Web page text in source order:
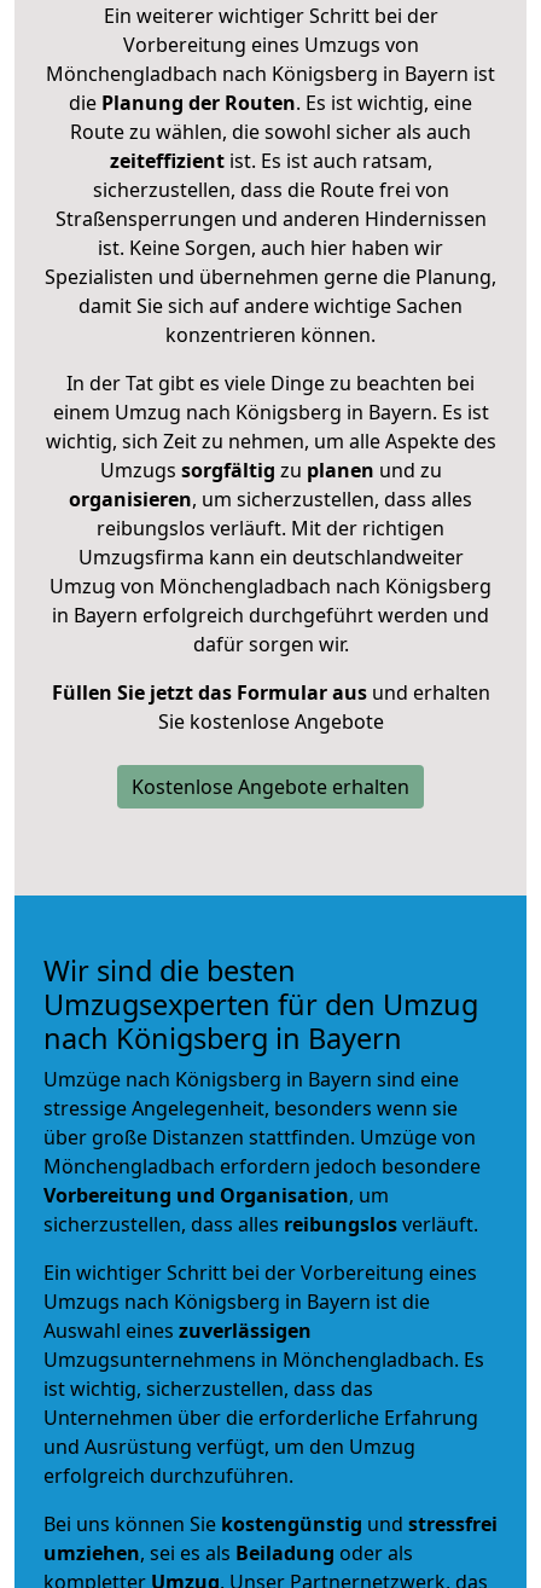
Ein weiterer wichtiger Schritt bei der
Vorbereitung eines Umzugs von
Mönchengladbach nach Königsberg in Bayern ist
die Planung der Routen. Es ist wichtig, eine
Route zu wählen, die sowohl sicher als auch
zeiteffizientist. Es ist auch ratsam,
sicherzustellen, dass die Route frei von
Straßensperrungen und anderen Hindernissen
ist. Keine Sorgen, auch hier haben wir
Spezialisten und übernehmen gerne die Planung,
damit Sie sich auf andere wichtige Sachen
konzentrieren können.
In der Tat gibt es viele Dinge zu beachten bei
einem Umzug nach Königsberg in Bayern. Es ist
wichtig, sich Zeit zu nehmen, um alle Aspekte des
Umzugs sorgfältig zu planen und zu
organisieren, um sicherzustellen, dass alles
reibungslos verläuft. Mit der richtigen
Umzugsfirma kann ein deutschlandweiter
Umzug von Mönchengladbach nach Königsberg
in Bayern erfolgreich durchgeführt werden und
dafür sorgen wir.
Füllen Sie jetzt das Formular ausund erhalten
Sie kostenlose Angebote
Kostenlose Angebote erhalten
Wir sind die besten
Umzugsexperten für den Umzug
nach Königsberg in Bayern
Umzüge nach Königsberg in Bayern sind eine
stressige Angelegenheit, besonders wenn sie
über große Distanzen stattfinden. Umzüge von
Mönchengladbach erfordern jedoch besondere
Vorbereitung und Organisation, um
sicherzustellen, dass alles reibungslosverläuft.
Ein wichtiger Schritt bei der Vorbereitung eines
Umzugs nach Königsberg in Bayern ist die
Auswahl eines zuverlässigen
Umzugsunternehmens in Mönchengladbach. Es
ist wichtig, sicherzustellen, dass das
Unternehmen über die erforderliche Erfahrung
und Ausrüstung verfügt, um den Umzug
erfolgreich durchzuführen.
Bei uns können Sie kostengünstig und stressfrei
umziehen, sei es als Beiladung oder als
kompletter Umzug. Unser Partnernetzwerk, das